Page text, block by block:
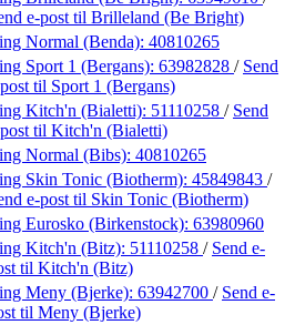
e-post til Brilleland (Be Bright)
Normal (Benda): 40810265
Sport 1 (Bergans): 63982828 / Send
til Sport 1 (Bergans)
Kitch'n (Bialetti): 51110258 / Send
til Kitch'n (Bialetti)
Normal (Bibs): 40810265
Skin Tonic (Biotherm): 45849843 /
e-post til Skin Tonic (Biotherm)
Eurosko (Birkenstock): 63980960
Kitch'n (Bitz): 51110258 / Send e-
til Kitch'n (Bitz)
Meny (Bjerke): 63942700 / Send e-
til Meny (Bjerke)